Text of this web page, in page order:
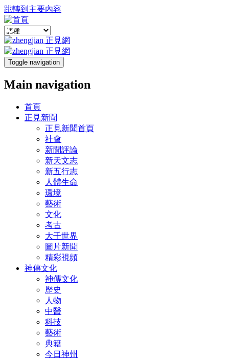
跳轉到主要內容
Toggle navigation
Main navigation
首頁
正見新聞
正見新聞首頁
社會
新聞評論
新天文志
新五行志
人體生命
環境
藝術
文化
考古
大千世界
圖片新聞
精彩視頻
神傳文化
神傳文化
歷史
人物
中醫
科技
藝術
典籍
今日神州